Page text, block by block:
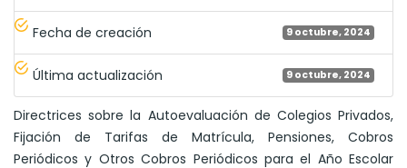
Fecha de creación 9 octubre, 2024
Última actualización 9 octubre, 2024
Directrices sobre la Autoevaluación de Colegios Privados,
Fijación de Tarifas de Matrícula, Pensiones, Cobros
Periódicos y Otros Cobros Periódicos para el Año Escolar